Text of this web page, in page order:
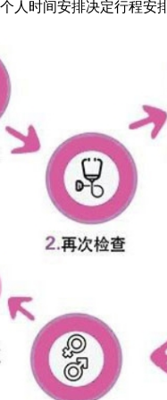
人时间安排决定行程安